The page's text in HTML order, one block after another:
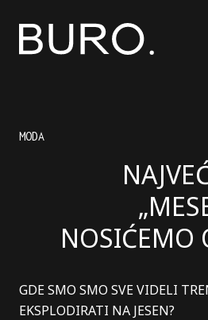
MODA
NOSIĆEMO
GDE SMO SMO SVE VIDELI
EKSPLODIRATI NA JESEN?